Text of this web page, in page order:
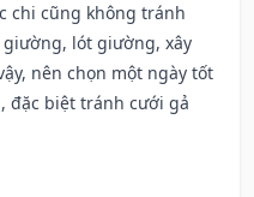
chi cũng không tránh
lót giường, xây
nên chọn một ngày tốt
đặc biệt tránh cưới gả